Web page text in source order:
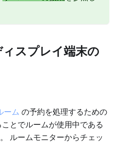
スプレイ端末の
ーム の予約を処理するための
とでルームが使用中である
ルームモニターからチェッ